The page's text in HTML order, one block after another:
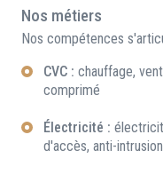
Nos métiers
Nos compétences
CVC : chauffage,
comprimé
Électricité :
d'accès, anti-